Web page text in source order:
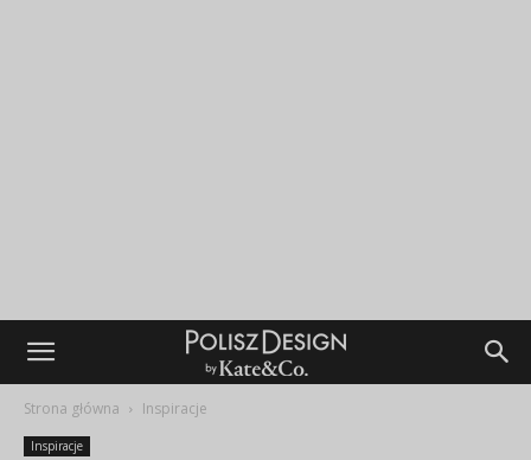
Strona główna Inspiracje
Inspiracje